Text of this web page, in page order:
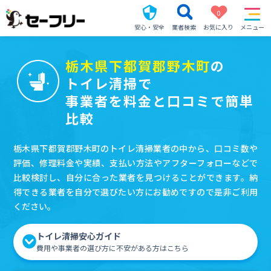
安心・安全 業者検索
0
お気に入り
メニュー
栃木県下都賀郡野木町の
トイレ清掃で
事業者を料金と口コミで簡単
比較
栃木県下都賀郡野木町のトイレ清掃業者の中から、口コミ数や
評価、修理料金や実績、支払い方法やアフターフォローなどで
比較検討し、自分に合った業者を見つけることができます。納
得できる業者を自分で選びたい方にお勧めですので是非ご利用
ください。
トイレ清掃安心ガイド
費用や事業者の選び方に不安がある方はこちら